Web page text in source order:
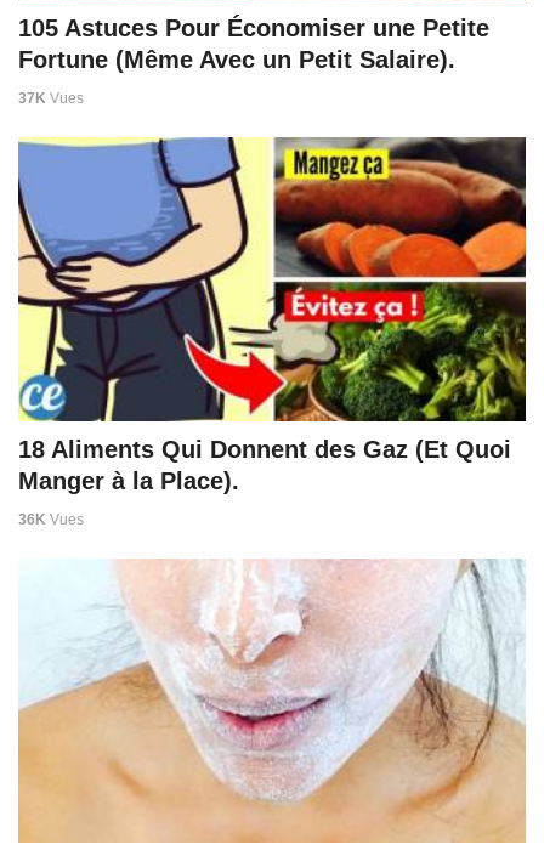
105 Astuces Pour Économiser une Petite
Fortune (Même Avec un Petit Salaire).
37K Vues
18 Aliments Qui Donnent des Gaz (Et Quoi
Manger à la Place).
36K Vues